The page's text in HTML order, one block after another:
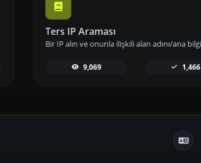
Ters IP Araması
9,069 1,466